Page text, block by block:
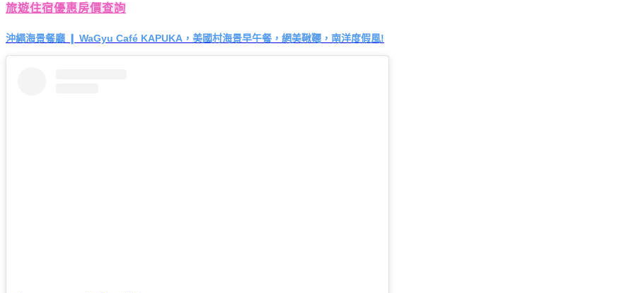
旅遊住宿優惠房價查詢
沖繩海景餐廳 ❙ WaGyu Café KAPUKA，美國村海景早午餐，網美鞦韆， 南洋度假風!